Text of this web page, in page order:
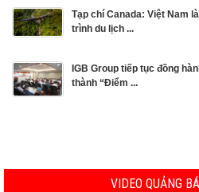
Tạp chí Canada: Việt Nam
trình du lịch ...
IGB Group tiếp tục đồng
thành “Điểm ...
VIDEO QUẢNG